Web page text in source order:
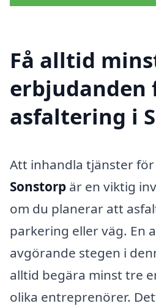
Få alltid
erbjudanden
asfaltering i
Att inhandla tjänster för
Sonstorp är en viktig
om du planerar att
parkering eller väg. En
avgörande stegen i
alltid begära minst tre
olika entreprenörer.